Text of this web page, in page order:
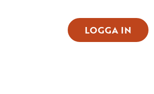
LOGGA IN